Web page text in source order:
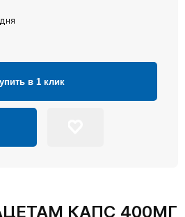
в 1 клик
КАПС 400МГ